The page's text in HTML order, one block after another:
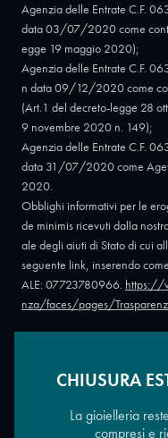
Agenzia delle Entrate C.F.
data 03/07/2020 come
egge 19 maggio 2020);
Agenzia delle Entrate C.F.
n data 09/12/2020 come
(Art.1 del decreto-legge 28
9 novembre 2020 n. 149);
Agenzia delle Entrate C.F.
data 31/07/2020 come
2020.
Obblighi informativi per le
de minimis ricevuti dalla
ale degli aiuti di Stato di cui
seguente link, inserendo
ALE: 07723780966. https://
nza/faces/pages/
Copyright © 2026 -
CHIUSURA
La gioielleria
compresi e